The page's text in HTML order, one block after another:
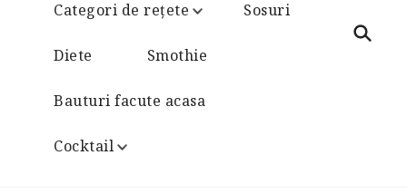
Categori de rețete Sosuri
Diete Smothie
Bauturi facute acasa
Cocktail